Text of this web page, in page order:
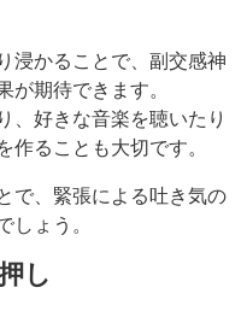
浸かることで、副交感神
が期待できます。
、好きな音楽を聴いたり
作ることも大切です。
で、緊張による吐き気の
しょう。
し